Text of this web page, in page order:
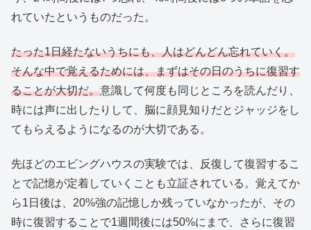
れていたというものだった。
たった1日経たないうちにも、人はどんどん忘れていく。
そんな中で覚えるためには、まずはその日のうちに復習す
ることが大切だ。意識して何度も同じところを読んだり、
時には声に出したりして、脳に顔見知りだとジャッジをし
てもらえるようになるのが大切である。
先ほどのエビングハウスの実験では、反復して復習するこ
とで記憶が定着していくことも立証されている。覚えてか
ら1日後は、20%強の記憶しか残っていなかったが、その
時に復習することで1週間後には50%にまで、さらに復習